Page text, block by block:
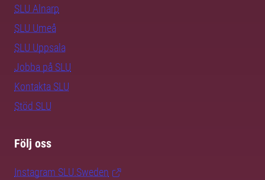
SLU Alnarp
SLU Umeå
SLU Uppsala
Jobba på SLU
Kontakta SLU
Stöd SLU
Följ oss
Instagram SLU.Sweden